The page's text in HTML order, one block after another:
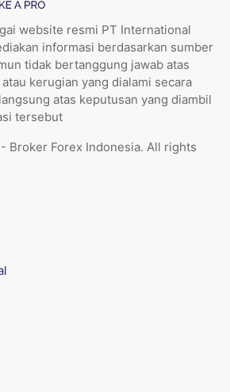
website resmi PT International
informasi berdasarkan sumber
tidak bertanggung jawab atas
kerugian yang dialami secara
atas keputusan yang diambil
tersebut
Broker Forex Indonesia. All rights